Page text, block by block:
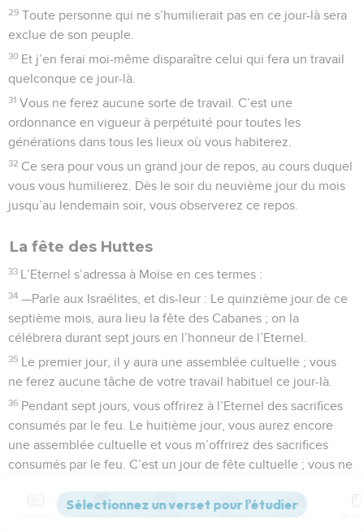
29 Toute personne qui ne s’humilierait pas en ce jour-là sera
exclue de son peuple.
30 Et j’en ferai moi-même disparaître celui qui fera un travail
quelconque ce jour-là.
31 Vous ne ferez aucune sorte de travail. C’est une
ordonnance en vigueur à perpétuité pour toutes les
générations dans tous les lieux où vous habiterez.
32 Ce sera pour vous un grand jour de repos, au cours duquel
vous vous humilierez. Dès le soir du neuvième jour du mois
jusqu’au lendemain soir, vous observerez ce repos.
La fête des Huttes
33 L’Eternel s’adressa à Moïse en ces termes :
34 —Parle aux Israélites, et dis-leur : Le quinzième jour de ce
septième mois, aura lieu la fête des Cabanes ; on la
célébrera durant sept jours en l’honneur de l’Eternel.
35 Le premier jour, il y aura une assemblée cultuelle ; vous
ne ferez aucune tâche de votre travail habituel ce jour-là.
36 Pendant sept jours, vous offrirez à l’Eternel des sacrifices
consumés par le feu. Le huitième jour, vous aurez encore
une assemblée cultuelle et vous m’offrirez des sacrifices
consumés par le feu. C’est un jour de fête cultuelle ; vous ne
Telles sont les fêtes à célébrer en l’honneur de l’Eternel,
Versions Commentaires Strong